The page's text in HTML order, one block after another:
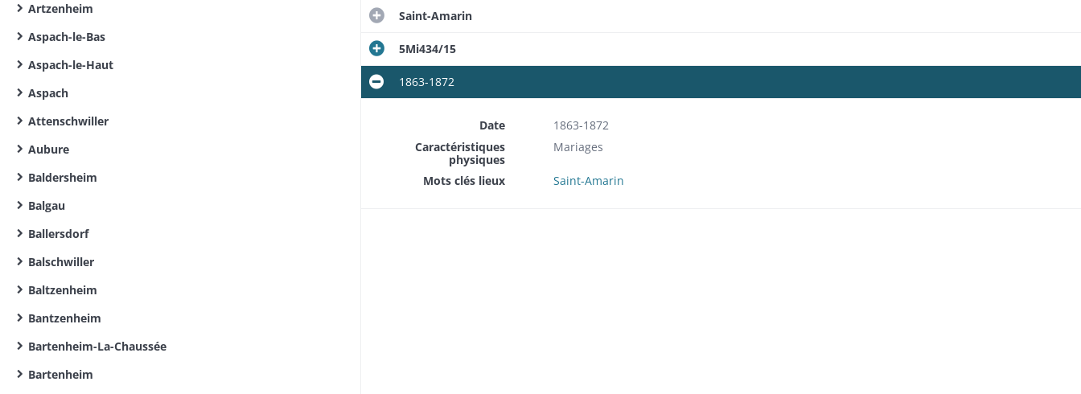
Artzenheim
Aspach-le-Bas
Aspach-le-Haut
Aspach
Attenschwiller
Aubure
Baldersheim
Balgau
Ballersdorf
Balschwiller
Baltzenheim
Bantzenheim
Bartenheim-La-Chaussée
Bartenheim
Saint-Amarin
5Mi434/15
1863-1872
Date
1863-1872
Caractéristiques
physiques
Mariages
Mots clés lieux Saint-Amarin